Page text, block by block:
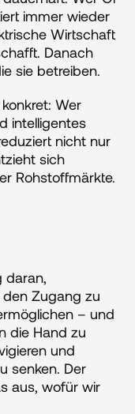
immer wieder
Wirtschaft
Danach
sie betreiben.
Wer
intelligentes
nicht nur
sich
Rohstoffmärkte.
daran,
Zugang zu
– und
die Hand zu
und
senken. Der
aus, wofür wir